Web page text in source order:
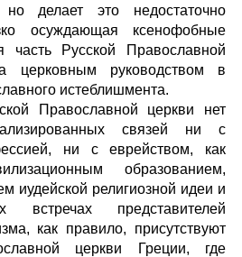
но делает это недостаточно
осуждающая ксенофобные
часть Русской Православной
церковным руководством в
истеблишмента.
Православной церкви нет
связей ни с
ни с еврейством, как
образованием,
иудейской религиозной идеи и
представителей
как правило, присутствуют
церкви Греции, где